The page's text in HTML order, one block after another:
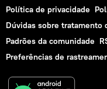
Política de privacidade
Dúvidas sobre tratamento
Padrões da comunidade
Preferências de